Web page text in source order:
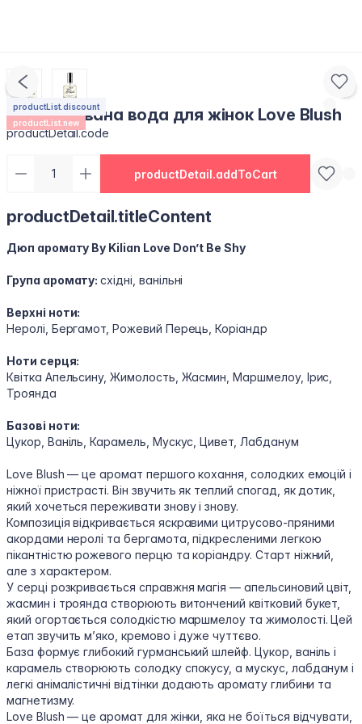
productList.discount
productList.new
Парфумована вода для жінок Love Blush
productDetail.code
productDetail.addToCart
productDetail.titleContent
Дюп аромату By Kilian Love Don’t Be Shy
Група аромату:східні, ванільні
Верхні ноти:
Неролі, Бергамот, Рожевий Перець, Коріандр
Ноти серця:
Квітка Апельсину, Жимолость, Жасмин, Маршмелоу, Ірис,
Троянда
Базові ноти:
Цукор, Ваніль, Карамель, Мускус, Цивет, Лабданум
Love Blush — це аромат першого кохання, солодких емоцій і
ніжної пристрасті. Він звучить як теплий спогад, як дотик,
який хочеться переживати знову і знову.
Композиція відкривається яскравими цитрусово-пряними
акордами неролі та бергамота, підкресленими легкою
пікантністю рожевого перцю та коріандру. Старт ніжний,
але з характером.
У серці розкривається справжня магія — апельсиновий цвіт,
жасмин і троянда створюють витончений квітковий букет,
який огортається солодкістю маршмелоу та жимолості. Цей
етап звучить м’яко, кремово і дуже чуттєво.
База формує глибокий гурманський шлейф. Цукор, ваніль і
карамель створюють солодку спокусу, а мускус, лабданум і
легкі анімалістичні відтінки додають аромату глибини та
магнетизму.
Love Blush — це аромат для жінки, яка не боїться відчувати,